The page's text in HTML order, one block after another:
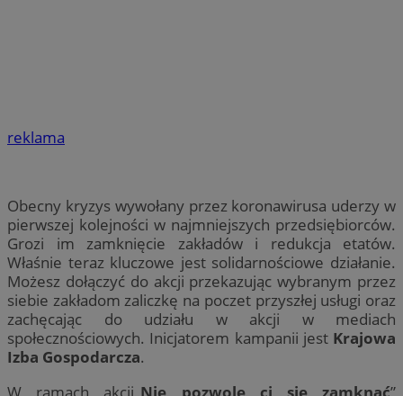
reklama
Obecny kryzys wywołany przez koronawirusa uderzy w
pierwszej kolejności w najmniejszych przedsiębiorców.
Grozi im zamknięcie zakładów i redukcja etatów.
Właśnie teraz kluczowe jest solidarnościowe działanie.
Możesz dołączyć do akcji przekazując wybranym przez
siebie zakładom zaliczkę na poczet przyszłej usługi oraz
zachęcając do udziału w akcji w mediach
społecznościowych. Inicjatorem kampanii jest Krajowa
Izba Gospodarcza.
W ramach akcji„Nie pozwolę ci się zamknąć”